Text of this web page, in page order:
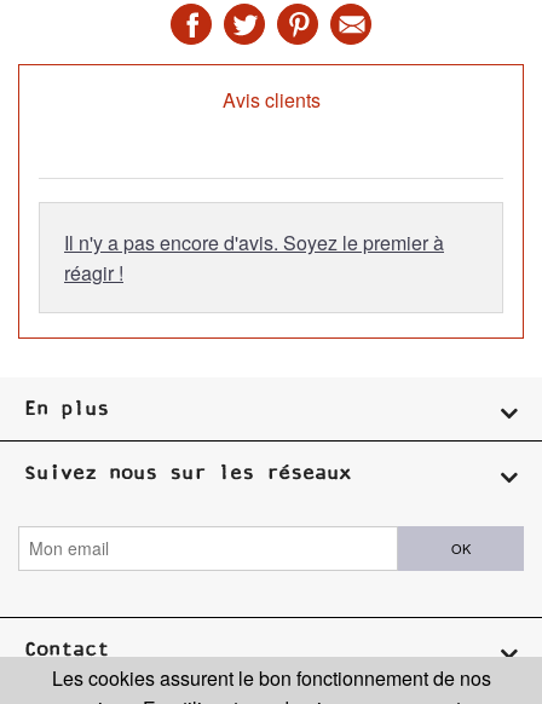
Avis clients
Il n'y a pas encore d'avis. Soyez le premier à
réagir !
En plus
Suivez nous sur les réseaux
OK
Contact
Les cookies assurent le bon fonctionnement de nos